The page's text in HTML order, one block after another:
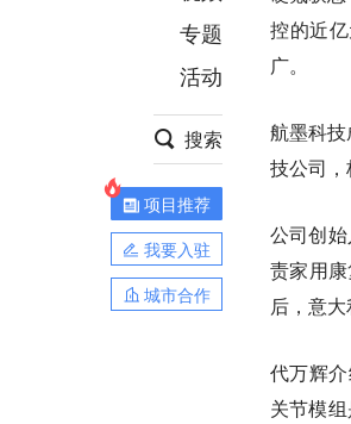
项目推荐
安徽
专题
活动
搜索
项目推荐
我要入驻
城市合作
控的近
广。
航墨科
技公司，
公司创
责家用
后，意
代万辉
关节模